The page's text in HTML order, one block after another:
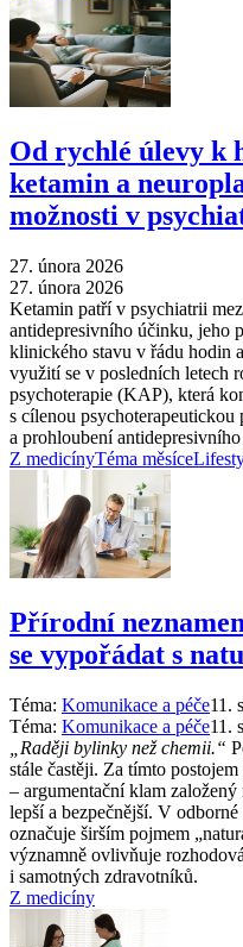
Od rychlé úlevy k
ketamin a
možnosti v
27. února 2026
27. února 2026
Ketamin patří v psychiatrii
antidepresivního účinku, jeho
klinického stavu v řádu hodin
využití se v posledních letech
psychoterapie (KAP), která
s cílenou psychoterapeutickou
a prohloubení
Z medicínyTéma měsíce
Přírodní
se vypořádat s
Téma: Komunikace a péče11.
Téma: Komunikace a péče11.
„Raději bylinky než chemii.“
stále častěji. Za tímto
–⁠ argumentační klam
lepší a bezpečnější. V
označuje širším pojmem
významně ovlivňuje
i samotných zdravotníků.
Z medicíny